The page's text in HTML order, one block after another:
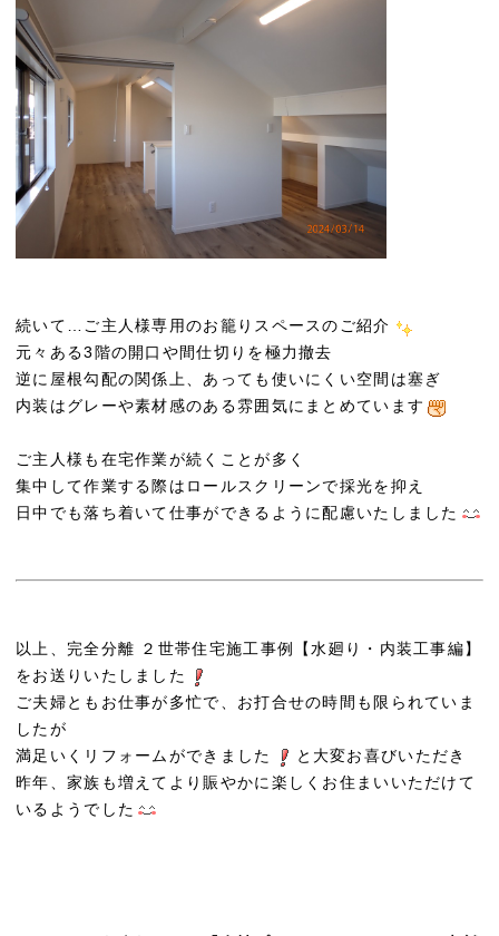
続いて…ご主人様専用のお籠りスペースのご紹介
元々ある3階の開口や間仕切りを極力撤去
逆に屋根勾配の関係上、あっても使いにくい空間は塞ぎ
内装はグレーや素材感のある雰囲気にまとめています
ご主人様も在宅作業が続くことが多く
集中して作業する際はロールスクリーンで採光を抑え
日中でも落ち着いて仕事ができるように配慮いたしました
以上、完全分離 ２世帯住宅施工事例【水廻り・内装工事編】
をお送りいたしました
ご夫婦ともお仕事が多忙で、お打合せの時間も限られていま
したが
満足いくリフォームができました
と大変お喜びいただき
昨年、家族も増えてより賑やかに楽しくお住まいいただけて
いるようでした